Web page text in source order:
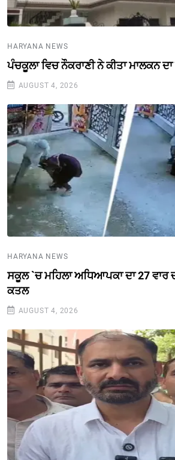
HARYANA NEWS
ਪੰਚਕੂਲਾ ਵਿਚ ਨੌਕਰਾਣੀ ਨੇ ਕੀਤਾ ਮਾਲਕਨ
AUGUST 4, 2026
HARYANA NEWS
ਸਕੂਲ `ਚ ਮਹਿਲਾ ਅਧਿਆਪਕਾ ਦਾ 27 ਵਾਰ
ਕਤਲ
AUGUST 4, 2026